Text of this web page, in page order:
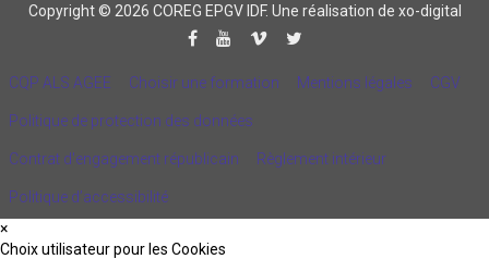
Copyright © 2026 COREG EPGV IDF. Une réalisation de xo-digital
CQP ALS AGEE Choisir une formation Mentions légales CGV
Politique de protection des données
Contrat d'engagement républicain Règlement intérieur
Politique d’accessibilité
×
Choix utilisateur pour les Cookies